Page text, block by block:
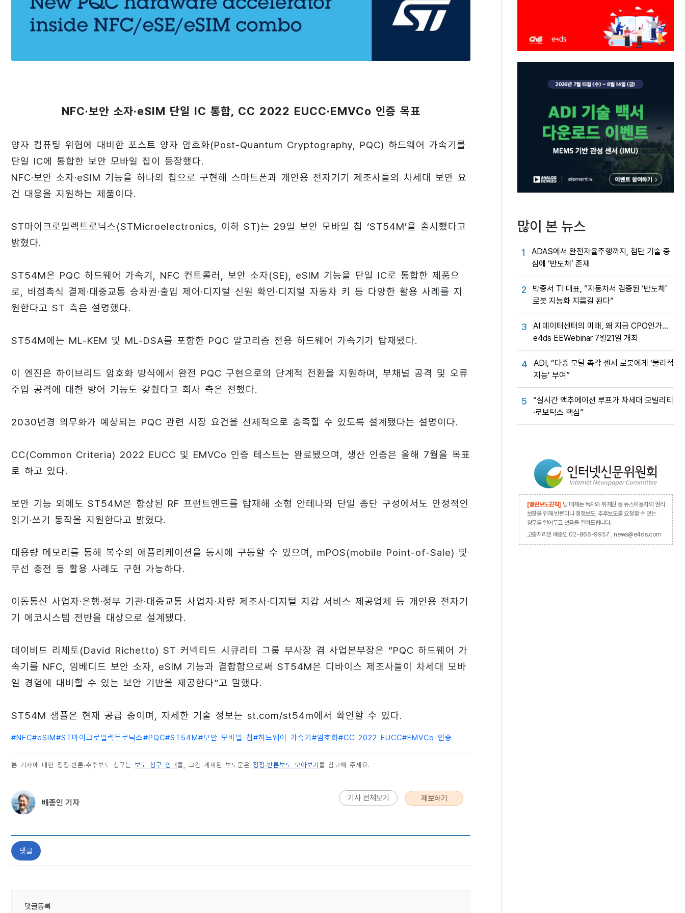
NFC·보안 소자·eSIM 단일 IC 통합, CC 2022 EUCC·EMVCo 인증 목표
양자 컴퓨팅 위협에 대비한 포스트 양자 암호화(Post-Quantum Cryptography, PQC) 하드웨어 가속기를
단일 IC에 통합한 보안 모바일 칩이 등장했다.
NFC·보안 소자·eSIM 기능을 하나의 칩으로 구현해 스마트폰과 개인용 전자기기 제조사들의 차세대 보안 요
건 대응을 지원하는 제품이다.
ST마이크로일렉트로닉스(STMicroelectronics, 이하 ST)는 29일 보안 모바일 칩 ‘ST54M’을 출시했다고
밝혔다.
ST54M은 PQC 하드웨어 가속기, NFC 컨트롤러, 보안 소자(SE), eSIM 기능을 단일 IC로 통합한 제품으
로, 비접촉식 결제·대중교통 승차권·출입 제어·디지털 신원 확인·디지털 자동차 키 등 다양한 활용 사례를 지
원한다고 ST 측은 설명했다.
ST54M에는 ML-KEM 및 ML-DSA를 포함한 PQC 알고리즘 전용 하드웨어 가속기가 탑재됐다.
이 엔진은 하이브리드 암호화 방식에서 완전 PQC 구현으로의 단계적 전환을 지원하며, 부채널 공격 및 오류
주입 공격에 대한 방어 기능도 갖췄다고 회사 측은 전했다.
2030년경 의무화가 예상되는 PQC 관련 시장 요건을 선제적으로 충족할 수 있도록 설계됐다는 설명이다.
CC(Common Criteria) 2022 EUCC 및 EMVCo 인증 테스트는 완료됐으며, 생산 인증은 올해 7월을 목표
로 하고 있다.
보안 기능 외에도 ST54M은 향상된 RF 프런트엔드를 탑재해 소형 안테나와 단일 종단 구성에서도 안정적인
읽기·쓰기 동작을 지원한다고 밝혔다.
대용량 메모리를 통해 복수의 애플리케이션을 동시에 구동할 수 있으며, mPOS(mobile Point-of-Sale) 및
무선 충전 등 활용 사례도 구현 가능하다.
이동통신 사업자·은행·정부 기관·대중교통 사업자·차량 제조사·디지털 지갑 서비스 제공업체 등 개인용 전자기
기 에코시스템 전반을 대상으로 설계됐다.
데이비드 리체토(David Richetto) ST 커넥티드 시큐리티 그룹 부사장 겸 사업본부장은 “PQC 하드웨어 가
속기를 NFC, 임베디드 보안 소자, eSIM 기능과 결합함으로써 ST54M은 디바이스 제조사들이 차세대 모바
일 경험에 대비할 수 있는 보안 기반을 제공한다”고 말했다.
ST54M 샘플은 현재 공급 중이며, 자세한 기술 정보는 st.com/st54m에서 확인할 수 있다.
#NFC#eSIM#ST마이크로일렉트로닉스#PQC#ST54M#보안 모바일 칩#하드웨어 가속기 #암호화#CC 2022 EUCC#EMVCo 인증
본 기사에 대한 정정·반론·추후보도 청구는 보도 청구 안내 를, 그간 게재된 보도문은 정정·반론보도 모아보기 를 참고해 주세요.
배종인 기자 기사 전체보기 제보하기
댓글
댓글등록
많이 본 뉴스
1
ADAS에서 완전자율주행까지, 첨단 기술 중
심에 ‘반도체’ 존재
2
박중서 TI 대표, “자동차서 검증된 ‘반도체’
로봇 지능화 지름길 된다”
3
AI 데이터센터의 미래, 왜 지금 CPO인가…
e4ds EEWebinar 7월21일 개최
4
ADI, “다중 모달 촉각 센서 로봇에게 ‘물리적
지능’ 부여”
5
“실시간 액추에이션 루프가 차세대 모빌리티
·로보틱스 핵심”
[열린보도원칙] 당 매체는 독자와 취재원 등 뉴스이용자의 권리
보장을 위해 반론이나 정정보도, 추후보도를 요청할 수 있는
창구를 열어두고 있음을 알려드립니다.
고충처리인 배종인 02-866-9957 , news@e4ds.com